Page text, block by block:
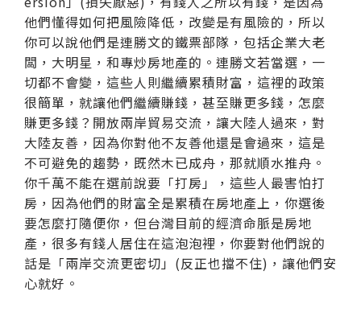
他們懂得如何把風險降低，改變是有風險的，所以
你可以說他們是連勝文的鐵票部隊，包括企業大老
闆，大明星，和專炒房地產的。連勝文若當選，一
切都不會變，這些人則繼續累積財富，這裡的政策
很簡單，就讓他們繼續賺錢，甚至賺更多錢，怎麼
賺更多錢？開放兩岸貿易交流，讓大陸人過來，對
大陸友善，因為你對他不友善他還是會過來，這是
不可避免的趨勢，既然木已成舟，那就順水推舟。
你千萬不能在選前說要「打房」，這些人最害怕打
房，因為他們的財富全是累積在房地產上，你選後
要怎麼打隨便你，但台灣目前的經濟命脈是房地
產，很多有錢人居住在這泡泡裡，你要對他們說的
話是「兩岸交流更密切」(反正也擋不住)，讓他們安
心就好。